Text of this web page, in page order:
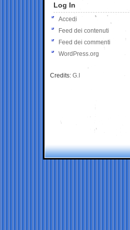
Log In
Accedi
Feed dei contenuti
Feed dei commenti
WordPress.org
Credits: G.I